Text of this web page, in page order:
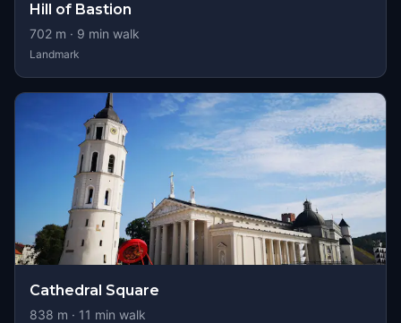
Hill of Bastion
702 m · 9 min walk
Landmark
Cathedral Square
838 m · 11 min walk